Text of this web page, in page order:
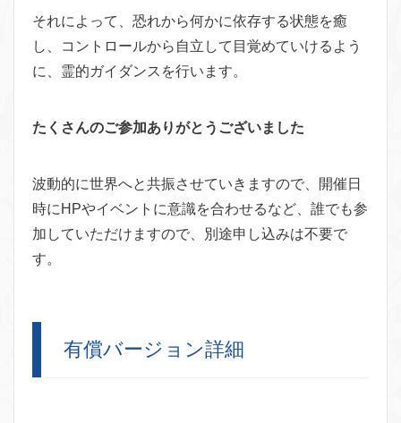
それによって、恐れから何かに依存する状態を癒
し、コントロールから自立して目覚めていけるよう
に、霊的ガイダンスを行います。
たくさんのご参加ありがとうございました
波動的に世界へと共振させていきますので、開催日
時にHPやイベントに意識を合わせるなど、誰でも参
加していただけますので、別途申し込みは不要で
す。
有償バージョン詳細